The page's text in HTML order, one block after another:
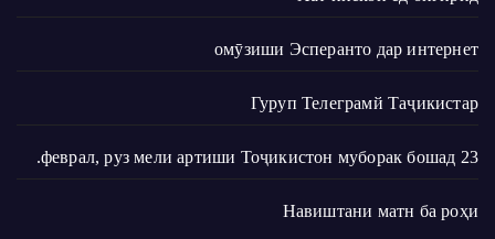
омӯзиши Эсперанто дар интернет
Гуруп Телеграмй Таҷикистар
23 феврал, руз мели артиши Тоҷикистон муборак бошад.
Навиштани матн ба роҳи